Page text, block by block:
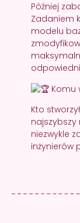
Później
Zadaniem
modelu
Komu
Kto
najszybszy
niezwykle
inżynierów